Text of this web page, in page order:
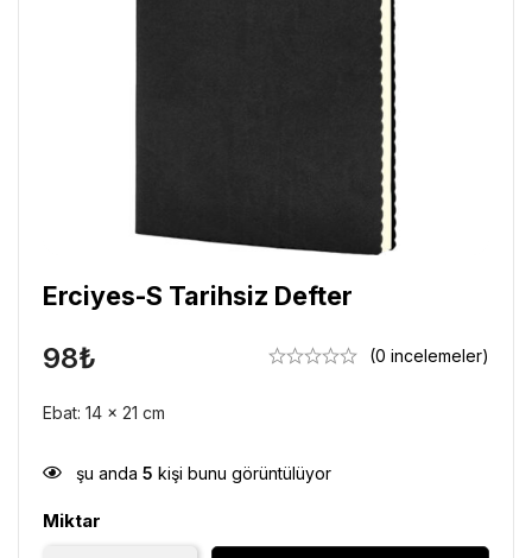
Erciyes-S Tarihsiz Defter
98₺ (0 incelemeler)
Ebat: 14 x 21 cm
şu anda 5 kişi bunu görüntülüyor
Miktar